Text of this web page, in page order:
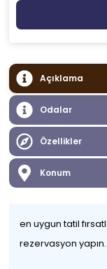
Açıklama
Odalar
Özellikler
Konum
en uygun tatil
rezervasyon yapın.